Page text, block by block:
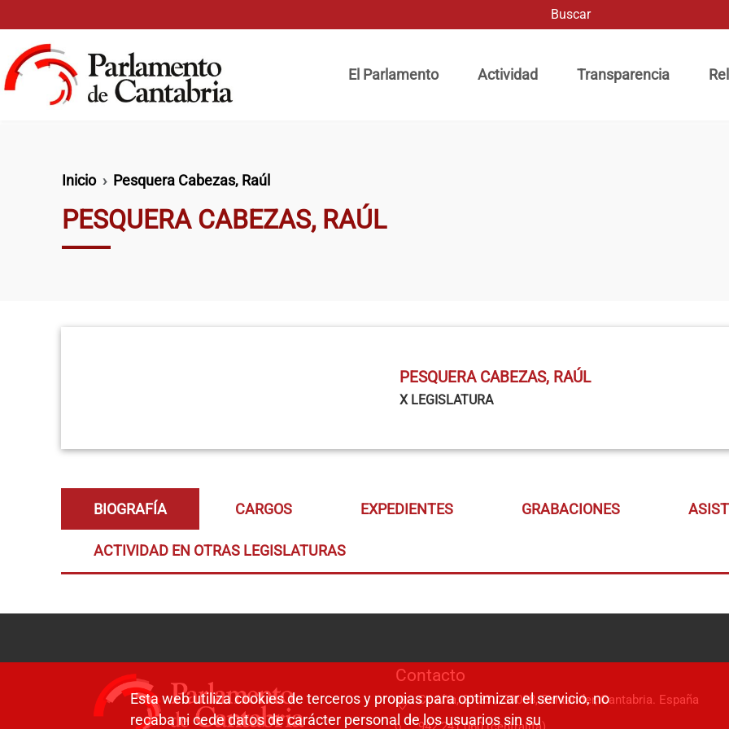
El Parlamento
Actividad Transparencia
Ruta de navegación
Inicio Pesquera Cabezas, Raúl
PESQUERA CABEZAS, RAÚL
PESQUERA CABEZAS, RAÚL
X LEGISLATURA
BIOGRAFÍA CARGOS EXPEDIENTES GRABACIONES
ACTIVIDAD EN OTRAS LEGISLATURAS
Contacto
C/ Alta, 31-33 / 39008, Santander, Cantabria. España
Esta web utiliza cookies de terceros y propias para optimizar el servicio, no
recaba ni cede datos de carácter personal de los usuarios sin su